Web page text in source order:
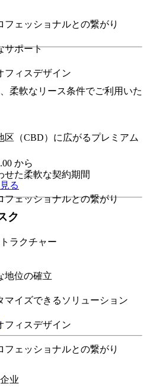
フェッショナルとの繋がり
サポート
フィスデザイン
柔軟なリース条件でご利用いた
区（CBD）に広がるプレミアム
せた柔軟な契約期間
フェッショナルとの繋がり
から
る
ク
ラクチャー
地位の確立
マイズできるソリューション
フィスデザイン
ェッショナルとの繋がり
业